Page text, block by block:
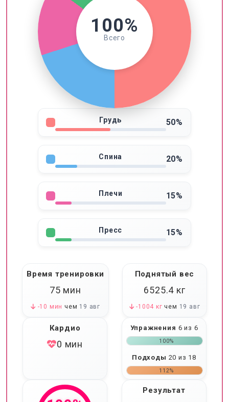
100%
Всего
Грудь 50%
Спина 20%
Плечи 15%
Пресс 15%
Время тренировки
75 мин
-10 мин чем 19 авг
Поднятый вес
6525.4 кг
-1004 кг чем 19 авг
Кардио
0 мин
Упражнения 6 из 6
100%
Подходы 20 из 18
112%
Результат